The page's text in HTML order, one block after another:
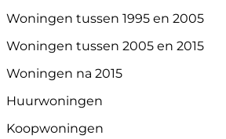
Woningen tussen 1995 en 2005
Woningen tussen 2005 en 2015
Woningen na 2015
Huurwoningen
Koopwoningen